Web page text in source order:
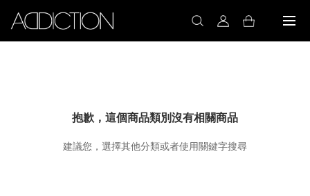
抱歉，這個商品類別沒有相關商品
建議您，選擇其他分類或者使用關鍵字搜尋